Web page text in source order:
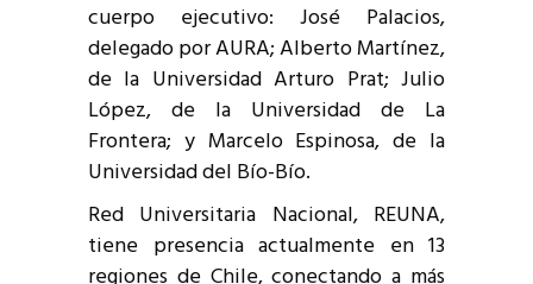
cuerpo ejecutivo: José Palacios,
delegado por AURA; Alberto Martínez,
de la Universidad Arturo Prat; Julio
López, de la Universidad de La
Frontera; y Marcelo Espinosa, de la
Universidad del Bío-Bío.
Red Universitaria Nacional, REUNA,
tiene presencia actualmente en 13